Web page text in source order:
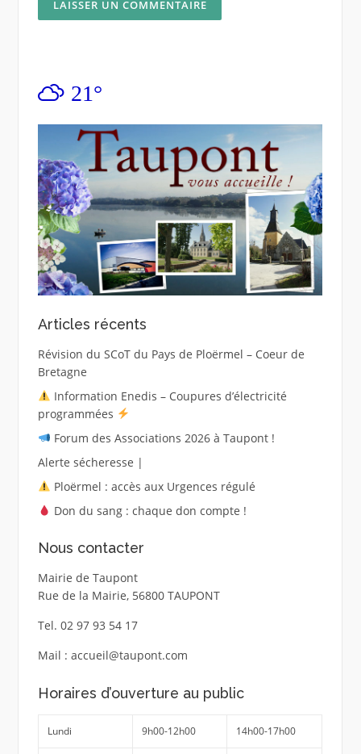
21°
Articles récents
Révision du SCoT du Pays de Ploërmel – Coeur de
Bretagne
Information Enedis – Coupures d’électricité
programmées
Forum des Associations 2026 à Taupont !
Alerte sécheresse |
Ploërmel : accès aux Urgences régulé
Don du sang : chaque don compte !
Nous contacter
Mairie de Taupont
Rue de la Mairie, 56800 TAUPONT
Tel. 02 97 93 54 17
Mail : accueil@taupont.com
Horaires d’ouverture au public
Lundi 9h00-12h00 14h00-17h00